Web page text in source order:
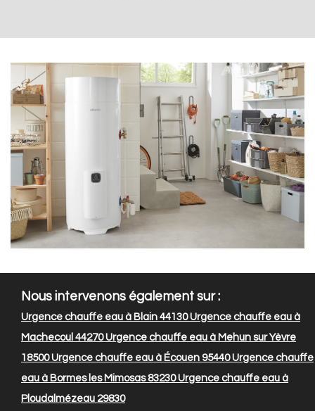
Nous intervenons également sur :
Urgence chauffe eau à Blain 44130Urgence chauffe eau à
Machecoul 44270Urgence chauffe eau à Mehun sur Yèvre
18500Urgence chauffe eau à Écouen 95440Urgence chauffe
eau à Bormes les Mimosas 83230Urgence chauffe eau à
Ploudalmézeau 29830